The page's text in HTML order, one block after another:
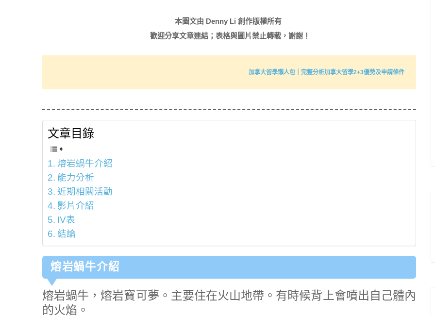
本圖文由 Denny Li 創作版權所有
歡迎分享文章連結；表格與圖片禁止轉載，謝謝！
加拿大留學懶人包｜完整分析加拿大留學2+3優勢及申請條件
文章目錄
熔岩蝸牛介紹
能力分析
近期相關活動
影片介紹
IV表
結論
熔岩蝸牛介紹
熔岩蝸牛，熔岩寶可夢。主要住在火山地帶。有時候背上會噴出自己體內
的火焰。